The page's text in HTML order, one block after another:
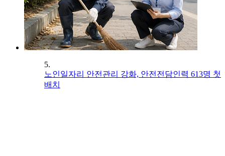
5.
노인일자리 안전관리 강화, 안전전담인력 613명 첫
배치